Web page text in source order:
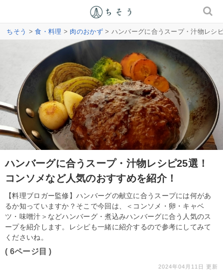
ちそう >食・料理 > 肉のおかず> ハンバーグに合うスープ・汁物レシ
ハンバーグに合うスープ・汁物レシピ25選！
コンソメなど人気のおすすめを紹介！
【料理ブロガー監修】ハンバーグの献立に合うスープには何があ
るか知っていますか？そこで今回は、＜コンソメ・卵・キャベ
ツ・味噌汁＞などハンバーグ・煮込みハンバーグに合う人気のス
ープを紹介します。レシピも一緒に紹介するので参考にしてみて
くださいね。
( 6ページ目 )
2024年04月11日 更新